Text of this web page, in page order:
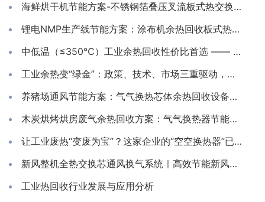
海鲜烘干机节能方案-不锈钢箔叠压叉流板式热交换芯体
锂电NMP生产线节能方案：涂布机余热回收板式热交换器
中低温（≤350℃）工业余热回收性价比首选 —— 淄博气宇空调
工业余热变“绿金”：政策、技术、市场三重驱动，千亿级产业迈入高质量发展新阶段
养猪场通风节能方案：气气换热芯体余热回收设备应用
木炭烘烤烘房废气余热回收方案：气气换热器节能应用
让工业废热“变废为宝”？这家企业的“空空换热器”已成节能新宠！
新风整机全热交换芯通风换气系统｜高效节能新风换气机解决方案
工业热回收行业发展与应用分析